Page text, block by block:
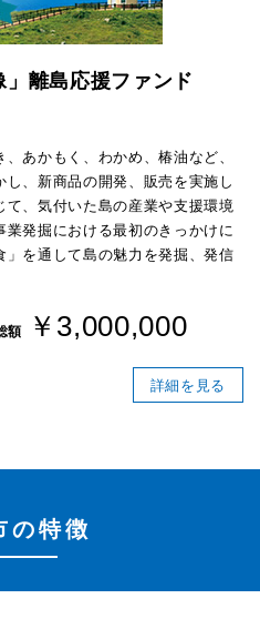
」離島応援ファンド
あかもく、わかめ、椿油など、
、新商品の開発、販売を実施し
、気付いた島の産業や支援環境
発掘における最初のきっかけに
を通して島の魅力を発掘、発信
額 ￥3,000,000
詳細を見る
の特徴